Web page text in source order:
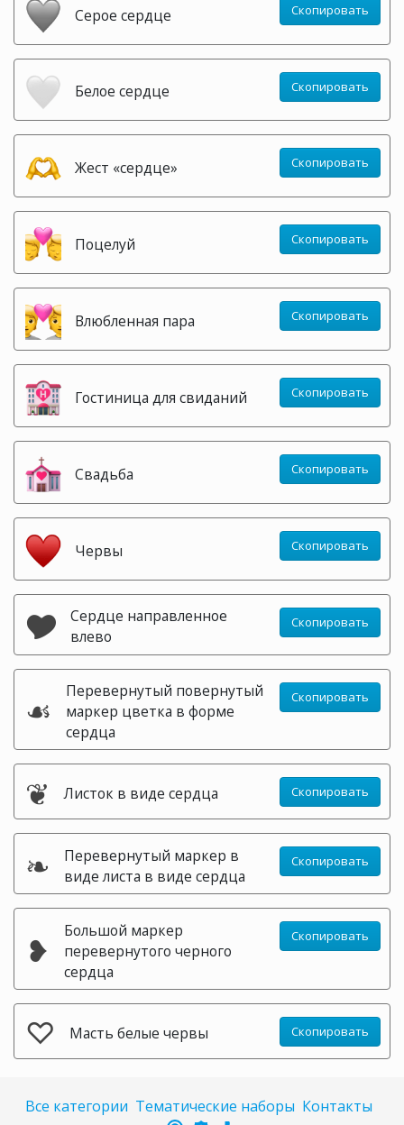
Серое сердце Скопировать
Белое сердце Скопировать
Жест «сердце» Скопировать
Поцелуй Скопировать
Влюбленная пара Скопировать
Гостиница для свиданий Скопировать
Свадьба Скопировать
Червы Скопировать
🎔
Сердце направленное
влево
Скопировать
☙
Перевернутый повернутый
маркер цветка в форме
сердца
Скопировать
❦ Листок в виде сердца Скопировать
❧
Перевернутый маркер в
виде листа в виде сердца
Скопировать
❥
Большой маркер
перевернутого черного
сердца
Скопировать
♡ Масть белые червы Скопировать
Все категории Тематические наборы Контакты